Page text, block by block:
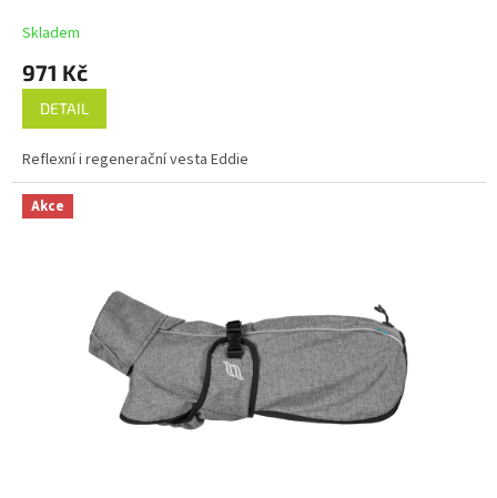
Skladem
971 Kč
DETAIL
Reflexní i regenerační vesta Eddie
Akce